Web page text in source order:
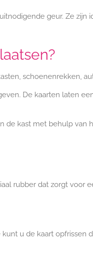
geur. Ze zijn
schoenenrekken,
De kaarten laten
kast met behulp van
rubber dat zorgt voor
u de kaart